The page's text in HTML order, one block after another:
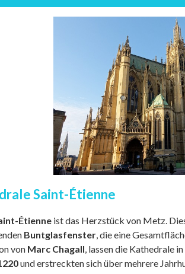
Saint-Étienne
Étienne ist das Herzstück von Metz.
Buntglasfenster, die eine
von Marc Chagall, lassen die Kathedrale
und erstreckten sich über mehrere